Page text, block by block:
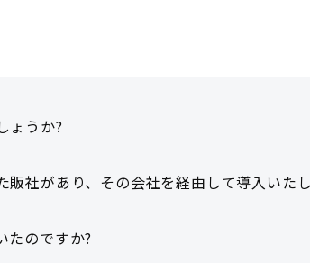
ょうか?
社があり、その会社を経由して導入いたし
たのですか?